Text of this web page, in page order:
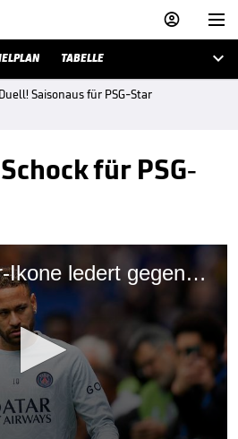


TABELLE 
Saisonaus für PSG-Star
für PSG-
00:33 | Trainer-Ikone ledert gegen Neymar